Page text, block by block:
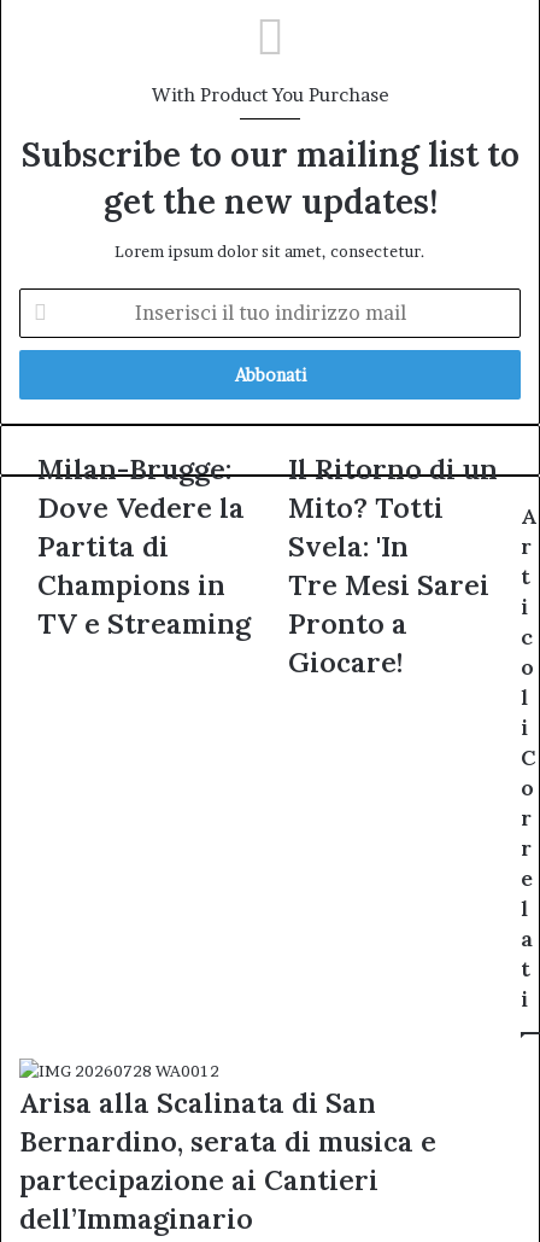
With Product You Purchase
Subscribe to our mailing list to
get the new updates!
Lorem ipsum dolor sit amet, consectetur.
tuo
mail
Milan-
Dove
Vedere
la
Partita
di
Champions
Milan-Brugge:
Dove Vedere la
Partita di
Champions in
TV e Streaming
Il
di un
Mito?
Totti
Svela:
'In
Tre Mesi
Sarei
Il Ritorno di un
Mito? Totti
Svela: 'In
Tre Mesi Sarei
Pronto a
Giocare!
A
r
t
i
c
o
l
i
C
o
r
r
e
l
a
t
i
Arisa alla Scalinata di San
Bernardino, serata di musica e
partecipazione ai Cantieri
dell’Immaginario